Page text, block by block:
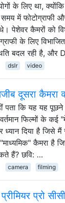
के लिए था,
में फोटोग्राफी
पेशेवर कैमरों को
के लिए
बदल रही है, और
dslr video
दूसरा कैमरा
पता कि यह यह
फिल्मों के
ध्यान दिया है जिसे
कैमरा है
हैं? छवि: …
camera filming
प्रो